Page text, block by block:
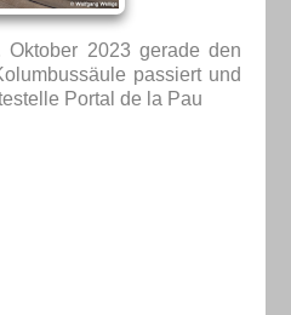
2023 gerade den
passiert und
Portal de la Pau